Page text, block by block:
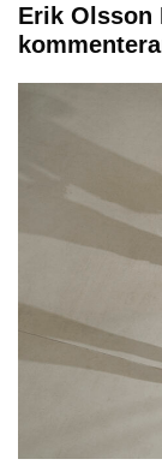
Erik Olsson